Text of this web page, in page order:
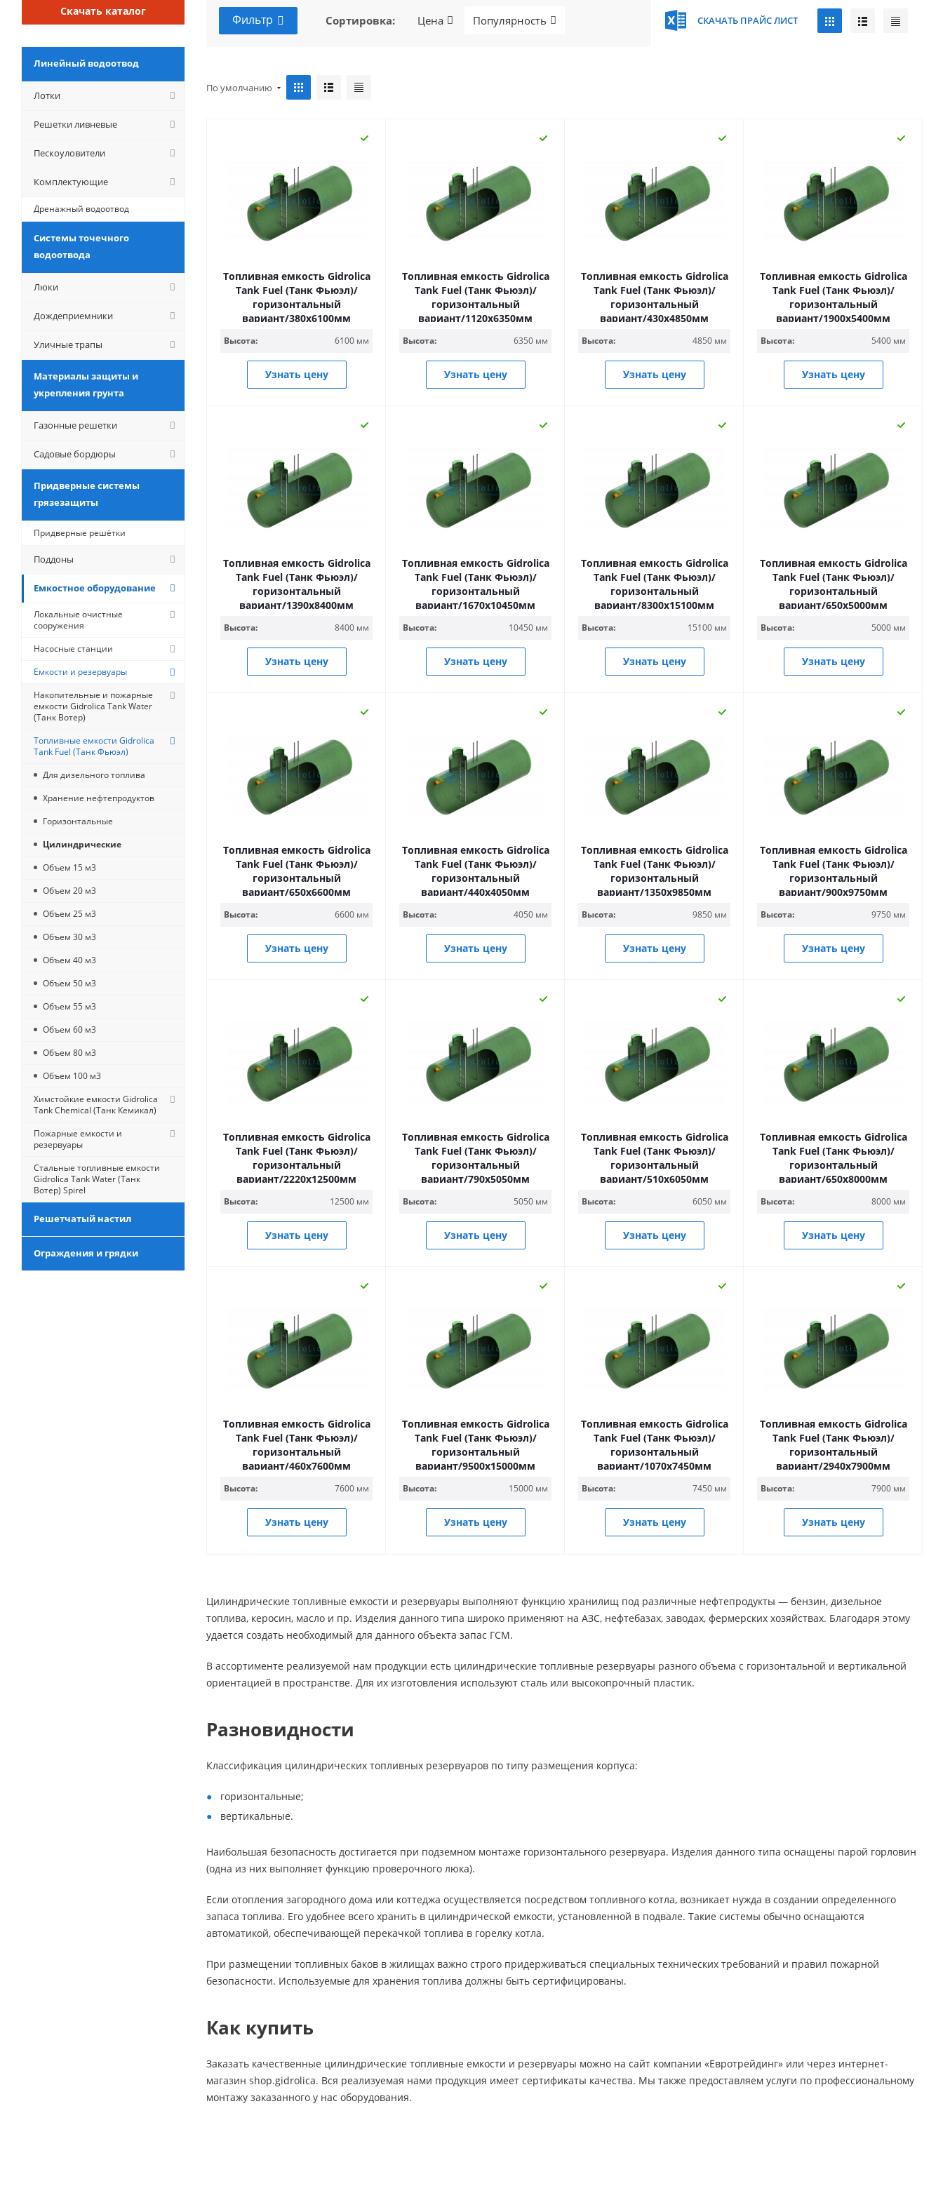
Фильтр Сортировка: Цена Популярность СКАЧАТЬ ПРАЙС ЛИСТ
По умолчанию
Топливная емкость Gidrolica
Tank Fuel (Танк Фьюэл)/
горизонтальный
вариант/380х6100мм
Высота: 6100 мм
Узнать цену
Топливная емкость Gidrolica
Tank Fuel (Танк Фьюэл)/
горизонтальный
вариант/1120х6350мм
Высота: 6350 мм
Узнать цену
Топливная емкость Gidrolica
Tank Fuel (Танк Фьюэл)/
горизонтальный
вариант/430х4850мм
Высота: 4850 мм
Узнать цену
Топливная емкость Gidrolica
Tank Fuel (Танк Фьюэл)/
горизонтальный
вариант/1900х5400мм
Высота: 5400 мм
Узнать цену
Топливная емкость Gidrolica
Tank Fuel (Танк Фьюэл)/
горизонтальный
вариант/1390х8400мм
Высота: 8400 мм
Узнать цену
Топливная емкость Gidrolica
Tank Fuel (Танк Фьюэл)/
горизонтальный
вариант/1670х10450мм
Высота: 10450 мм
Узнать цену
Топливная емкость Gidrolica
Tank Fuel (Танк Фьюэл)/
горизонтальный
вариант/8300х15100мм
Высота: 15100 мм
Узнать цену
Топливная емкость Gidrolica
Tank Fuel (Танк Фьюэл)/
горизонтальный
вариант/650х5000мм
Высота: 5000 мм
Узнать цену
Топливная емкость Gidrolica
Tank Fuel (Танк Фьюэл)/
горизонтальный
вариант/650х6600мм
Высота: 6600 мм
Узнать цену
Топливная емкость Gidrolica
Tank Fuel (Танк Фьюэл)/
горизонтальный
вариант/440х4050мм
Высота: 4050 мм
Узнать цену
Топливная емкость Gidrolica
Tank Fuel (Танк Фьюэл)/
горизонтальный
вариант/1350х9850мм
Высота: 9850 мм
Узнать цену
Топливная емкость Gidrolica
Tank Fuel (Танк Фьюэл)/
горизонтальный
вариант/900х9750мм
Высота: 9750 мм
Узнать цену
Топливная емкость Gidrolica
Tank Fuel (Танк Фьюэл)/
горизонтальный
вариант/2220х12500мм
Высота: 12500 мм
Узнать цену
Топливная емкость Gidrolica
Tank Fuel (Танк Фьюэл)/
горизонтальный
вариант/790х5050мм
Высота: 5050 мм
Узнать цену
Топливная емкость Gidrolica
Tank Fuel (Танк Фьюэл)/
горизонтальный
вариант/510х6050мм
Высота: 6050 мм
Узнать цену
Топливная емкость Gidrolica
Tank Fuel (Танк Фьюэл)/
горизонтальный
вариант/650х8000мм
Высота: 8000 мм
Узнать цену
Топливная емкость Gidrolica
Tank Fuel (Танк Фьюэл)/
горизонтальный
вариант/460х7600мм
Высота: 7600 мм
Узнать цену
Топливная емкость Gidrolica
Tank Fuel (Танк Фьюэл)/
горизонтальный
вариант/9500х15000мм
Высота: 15000 мм
Узнать цену
Топливная емкость Gidrolica
Tank Fuel (Танк Фьюэл)/
горизонтальный
вариант/1070х7450мм
Высота: 7450 мм
Узнать цену
Топливная емкость Gidrolica
Tank Fuel (Танк Фьюэл)/
горизонтальный
вариант/2940х7900мм
Высота: 7900 мм
Узнать цену
Цилиндрические топливные емкости и резервуары выполняют функцию хранилищ под различные нефтепродукты — бензин, дизельное
топлива, керосин, масло и пр. Изделия данного типа широко применяют на АЗС, нефтебазах, заводах, фермерских хозяйствах. Благодаря этому
удается создать необходимый для данного объекта запас ГСМ.
В ассортименте реализуемой нам продукции есть цилиндрические топливные резервуары разного объема с горизонтальной и вертикальной
ориентацией в пространстве. Для их изготовления используют сталь или высокопрочный пластик.
Разновидности
Классификация цилиндрических топливных резервуаров по типу размещения корпуса:
горизонтальные;
вертикальные.
Наибольшая безопасность достигается при подземном монтаже горизонтального резервуара. Изделия данного типа оснащены парой горловин
(одна из них выполняет функцию проверочного люка).
Если отопления загородного дома или коттеджа осуществляется посредством топливного котла, возникает нужда в создании определенного
запаса топлива. Его удобнее всего хранить в цилиндрической емкости, установленной в подвале. Такие системы обычно оснащаются
автоматикой, обеспечивающей перекачкой топлива в горелку котла.
При размещении топливных баков в жилищах важно строго придерживаться специальных технических требований и правил пожарной
безопасности. Используемые для хранения топлива должны быть сертифицированы.
Как купить
Заказать качественные цилиндрические топливные емкости и резервуары можно на сайт компании «Евротрейдинг» или через интернет-
магазин shop.gidrolica. Вся реализуемая нами продукция имеет сертификаты качества. Мы также предоставляем услуги по профессиональному
монтажу заказанного у нас оборудования.
Скачать каталог
Линейный водоотвод
Лотки
Решетки ливневые
Пескоуловители
Комплектующие
Дренажный водоотвод
Системы точечного
водоотвода
Люки
Дождеприемники
Уличные трапы
Материалы защиты и
укрепления грунта
Газонные решетки
Садовые бордюры
Придверные системы
грязезащиты
Придверные решётки
Поддоны
Емкостное оборудование
Локальные очистные
сооружения
Насосные станции
Емкости и резервуары
Накопительные и пожарные
емкости Gidrolica Tank Water
(Танк Вотер)
Топливные емкости Gidrolica
Tank Fuel (Танк Фьюэл)
Для дизельного топлива
Хранение нефтепродуктов
Горизонтальные
Цилиндрические
Объем 15 м3
Объем 20 м3
Объем 25 м3
Объем 30 м3
Объем 40 м3
Объем 50 м3
Объем 55 м3
Объем 60 м3
Объем 80 м3
Объем 100 м3
Химстойкие емкости Gidrolica
Tank Chemical (Танк Кемикал)
Пожарные емкости и
резервуары
Стальные топливные емкости
Gidrolica Tank Water (Танк
Вотер) Spirel
Решетчатый настил
Ограждения и грядки